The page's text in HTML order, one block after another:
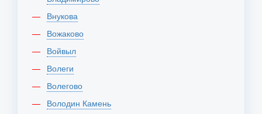
Внукова
Вожаково
Войвыл
Волеги
Волегово
Володин Камень